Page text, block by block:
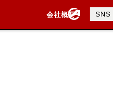
会社概要
会社概要
採用情報
SNS